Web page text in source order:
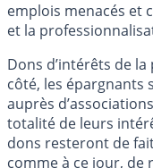
emplois menacés et
et la
Dons d’intérêts de
côté, les épargnants
auprès
totalité de leurs
dons resteront de
comme à ce jour, de